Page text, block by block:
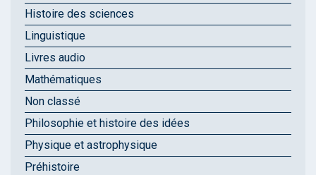
Histoire des sciences
Linguistique
Livres audio
Mathématiques
Non classé
Philosophie et histoire des idées
Physique et astrophysique
Préhistoire